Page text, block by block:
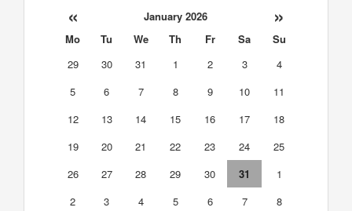
« January 2026 »
Mo Tu We Th Fr Sa
Su
29
30 31 1 2 3
4
5
6 7 8 9 10
11
12
13 14 15 16 17
18
19
20 21 22 23 24
25
26
27 28 29 30 31
1
2
3 4 5 6 7 8